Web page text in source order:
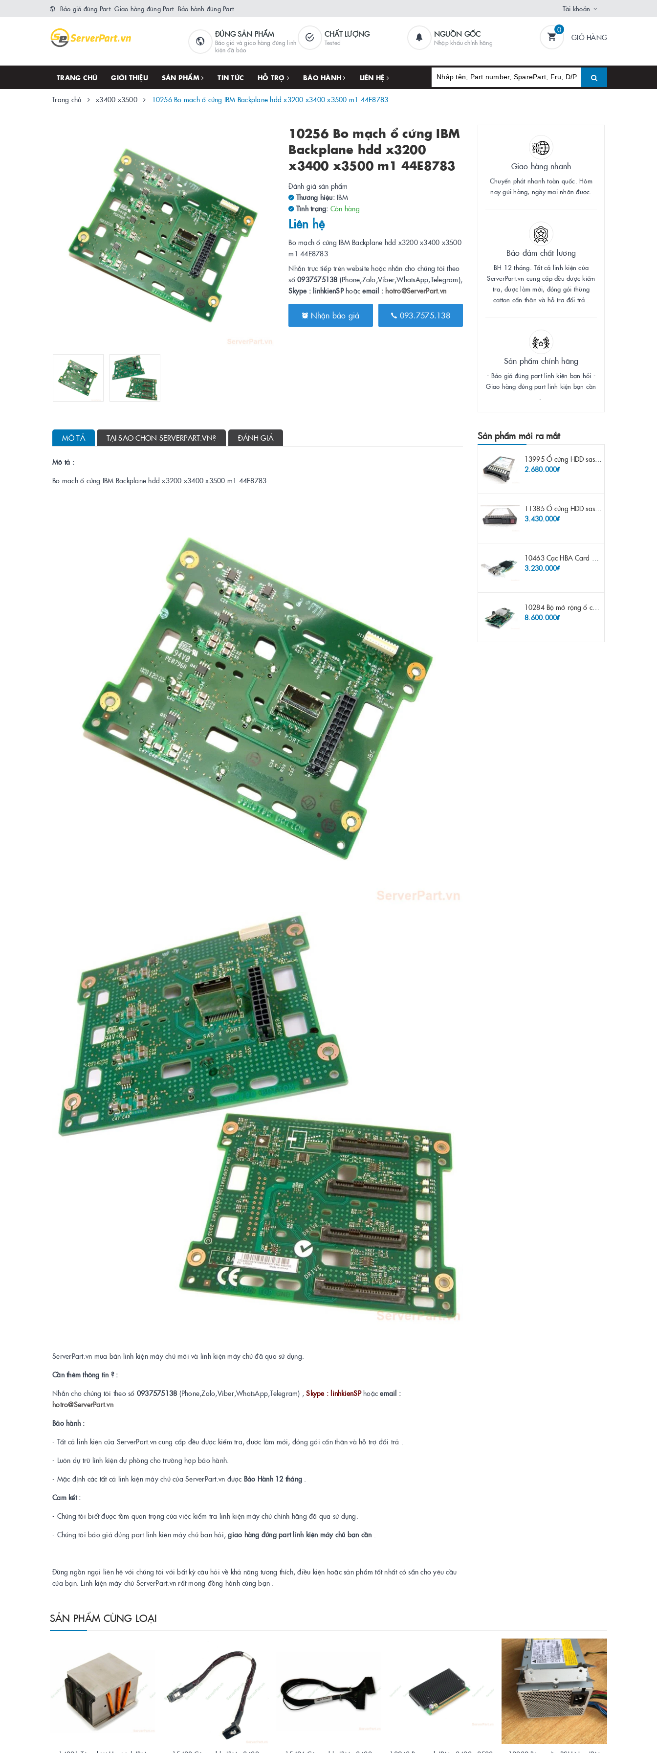
Báo giá đúng Part. Giao hàng đúng Part. Bảo hành đúng Part. Tài khoản
ĐÚNG SẢN PHẨM
Báo giá và giao hàng đúng linh
kiện đã báo
CHẤT LƯỢNG
Tested
NGUỒN GỐC
Nhập khẩu chính hãng
0
GIỎ HÀNG
TRANG CHỦ GIỚI THIỆU SẢN PHẨM TIN TỨC HỖ TRỢ BẢO HÀNH LIÊN HỆ
Trang chủ x3400 x3500 10256 Bo mạch ổ cứng IBM Backplane hdd x3200 x3400 x3500 m1 44E8783
10256 Bo mạch ổ cứng IBM
Backplane hdd x3200
x3400 x3500 m1 44E8783
Đánh giá sản phẩm
Thương hiệu: IBM
Tình trạng: Còn hàng
Liên hệ
Bo mạch ổ cứng IBM Backplane hdd x3200 x3400 x3500
m1 44E8783
Nhắn trực tiếp trên website hoặc nhắn cho chúng tôi theo
số0937575138 (Phone,Zalo,Viber,WhatsApp,Telegram),
Skype : linhkienSPhoặcemail : hotro@ServerPart.vn
Nhận báo giá 093.7575.138
Giao hàng nhanh
Chuyển phát nhanh toàn quốc. Hôm
nay gửi hàng, ngày mai nhận được.
Bảo đảm chất lượng
BH 12 tháng. Tất cả linh kiện của
ServerPart.vn cung cấp đều được kiểm
tra, được làm mới, đóng gói thùng
catton cẩn thận và hỗ trợ đổi trả .
Sản phẩm chính hãng
- Báo giá đúng part linh kiện bạn hỏi -
Giao hàng đúng part linh kiện bạn cần
MÔ TẢ TẠI SAO CHỌN SERVERPART.VN? ĐÁNH GIÁ
Mô tả :
Bo mạch ổ cứng IBM Backplane hdd x3200 x3400 x3500 m1 44E8783
ServerPart.vn mua bán linh kiện máy chủ mới và linh kiện máy chủ đã qua sử dụng.
Cần thêm thông tin ? :
Nhắn cho chúng tôi theo số 0937575138 (Phone,Zalo,Viber,WhatsApp,Telegram) ,Skype : linhkienSPhoặcemail :
hotro@ServerPart.vn
Bảo hành :
- Tất cả linh kiện của ServerPart.vn cung cấp đều được kiểm tra, được làm mới, đóng gói cẩn thận và hỗ trợ đổi trả .
- Luôn dự trữ linh kiện dự phòng cho trường hợp bảo hành.
- Mặc định các tất cả linh kiện máy chủ của ServerPart.vn được Bảo Hành 12 tháng .
Cam kết :
- Chúng tôi biết được tầm quan trọng của việc kiểm tra linh kiện máy chủ chính hãng đã qua sử dụng.
- Chúng tôi báo giá đúng part linh kiện máy chủ bạn hỏi,giao hàng đúng part linh kiện máy chủ bạn cần .
Đừng ngần ngại liên hệ với chúng tôi với bất kỳ câu hỏi về khả năng tương thích, điều kiện hoặc sản phẩm tốt nhất có sẵn cho yêu cầu
của bạn. Linh kiện máy chủ ServerPart.vn rất mong đồng hành cùng bạn .
Sản phẩm mới ra mắt
13995 Ổ cứng HDD sas IBM 300gb 10k 2.5" 6G fru 44W2265 opt 44W2264 pn 44W2268 ST9300503SS
2.680.000₫
11385 Ổ cứng HDD sas HP 600gb 10k 2.5" sp 653957-001 pn 619286-003 pn 641552-003 pn 689287-003 652583-B21
3.430.000₫
10463 Cạc HBA Card FC IBM Emulex LPE12002 8Gb 2 port FC SFP fru 42D0500 pn 42D0496 opt 42D0494 LPE12002
3.230.000₫
10284 Bộ mở rộng ổ cứng IBM Lenovo x3650 m4 69Y5319 8x 2.5" HS HDD Assembly Kit with Expander
8.600.000₫
SẢN PHẨM CÙNG LOẠI